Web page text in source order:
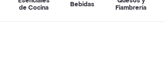
de Cocina
Bebidas
Fiambrería